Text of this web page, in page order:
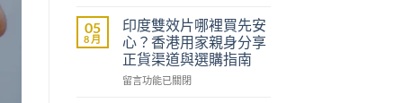
香
港
男
士
購
價：
雙
效
助
勃
學
名
藥
邊
隻
05
8 月
印度雙效片哪裡買先安
心？香港用家親身分享
正貨渠道與選購指南
在
留言功能已關閉